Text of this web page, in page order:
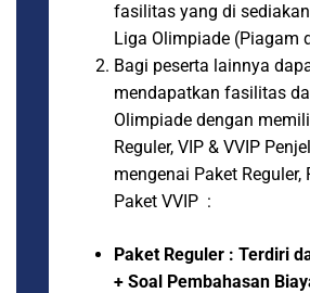
fasilitas yang di
Liga Olimpiade (Piagam
Bagi peserta lainnya
mendapatkan fasilitas
Olimpiade dengan
Reguler, VIP & VVIP
mengenai Paket Reguler,
Paket VVIP :
Paket Reguler : Terdiri
+ Soal Pembahasan